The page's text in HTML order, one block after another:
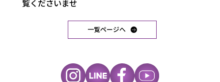
覧くださいませ
一覧ページへ